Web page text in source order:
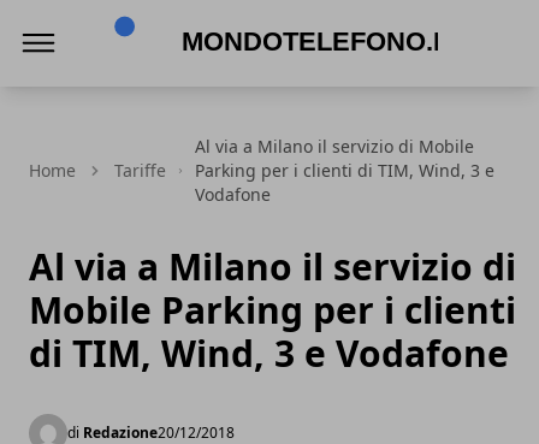
Home Tariffe
Al via a Milano il servizio di Mobile
Parking per i clienti di TIM, Wind, 3 e
Vodafone
Al via a Milano il servizio di
Mobile Parking per i clienti
di TIM, Wind, 3 e Vodafone
di Redazione20/12/2018